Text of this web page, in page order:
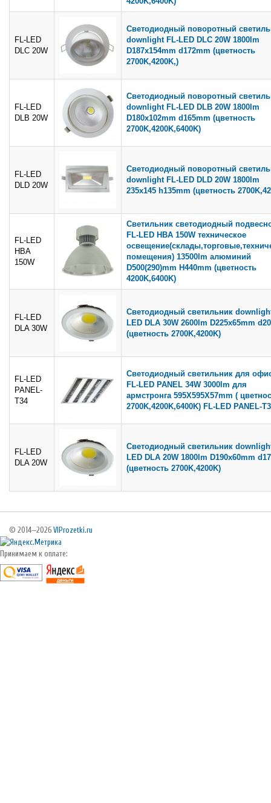
FL-LED
DLC 20W
Светодиодный поворотный
downlight FL-LED DLC 20W 1800lm
D187x154mm d172mm (цветность
2700K,4200K,)
FL-LED
DLB 20W
Светодиодный поворотный
downlight FL-LED DLB 20W 1800lm
D180x102mm d165mm (цветность
2700K,4200K,6400K)
FL-LED
DLD 20W
Светодиодный поворотный
downlight FL-LED DLD 20W 1800lm
235x145 h135mm (цветность
FL-LED
HBA
150W
Светильник светодиодный
FL-LED HBA 150W техническое
помещения) 13500lm алюминий
D500(290)mm H440mm (цветность
4200K,6400K)
FL-LED
DLA 30W
Светодиодный светильник
LED DLA 30W 2600lm D225x65mm
(цветность 2700K,4200K)
FL-LED
PANEL-
T34
Светодиодный светильник для
FL-LED PANEL 34W 3000lm для
армстронга 595X595X57mm (
2700K,4200K,6400K) FL-LED PANEL-
FL-LED
DLA 20W
Светодиодный светильник
LED DLA 20W 1800lm D190x60mm
(цветность 2700K,4200K)
© 2014—2026 VIProzetki.ru
Принимаем к оплате: